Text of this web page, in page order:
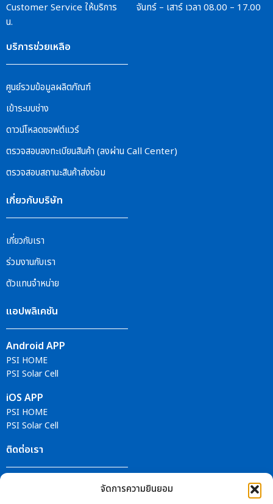
จัดการความยินยอม
Customer Service ให้บริการ จันทร์ – เสาร์ เวลา 08.00 – 17.00
น.
บริการช่วยเหลือ
ศูนย์รวมข้อมูลผลิตภัณฑ์
เข้าระบบช่าง
ดาวน์โหลดซอฟต์แวร์
ตรวจสอบลงทะเบียนสินค้า (ลงผ่าน Call Center)
ตรวจสอบสถานะสินค้าส่งซ่อม
เกี่ยวกับบริษัท
เกี่ยวกับเรา
ร่วมงานกับเรา
ตัวแทนจำหน่าย
แอปพลิเคชัน
Android APP
PSI HOME
PSI Solar Cell
iOS APP
PSI HOME
PSI Solar Cell
ติดต่อเรา